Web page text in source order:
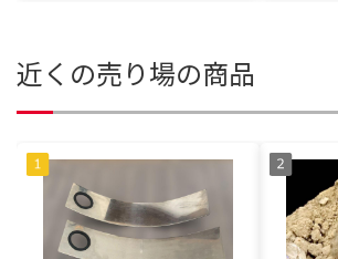
近くの売り場の商品